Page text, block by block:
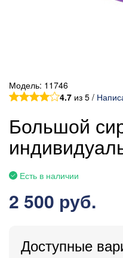
Модель: 11746
4.7 из 5 /
Большой
Есть в наличии
2 500 руб.
Доступные